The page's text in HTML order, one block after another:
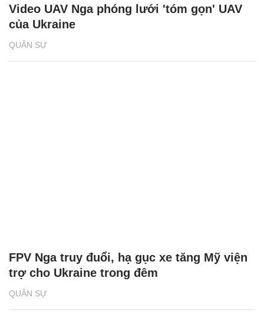
QUÂN SỰ
Video UAV Nga phóng lưới 'tóm gọn' UAV
của Ukraine
QUÂN SỰ
FPV Nga truy đuổi, hạ gục xe tăng Mỹ viện
trợ cho Ukraine trong đêm